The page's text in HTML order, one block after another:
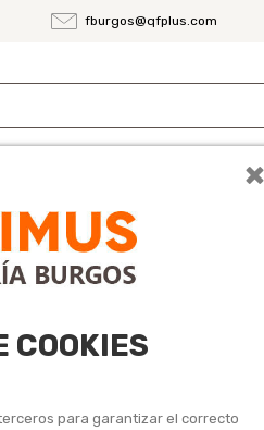
×
COOKIES
para garantizar el correcto
fburgos@qfplus.com
k arco